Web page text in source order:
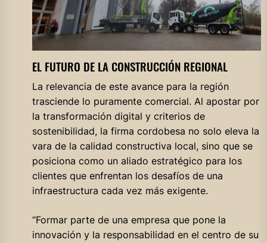
EL FUTURO DE LA CONSTRUCCIÓN REGIONAL
La relevancia de este avance para la región
trasciende lo puramente comercial. Al apostar por
la transformación digital y criterios de
sostenibilidad, la firma cordobesa no solo eleva la
vara de la calidad constructiva local, sino que se
posiciona como un aliado estratégico para los
clientes que enfrentan los desafíos de una
infraestructura cada vez más exigente.
“Formar parte de una empresa que pone la
innovación y la responsabilidad en el centro de su